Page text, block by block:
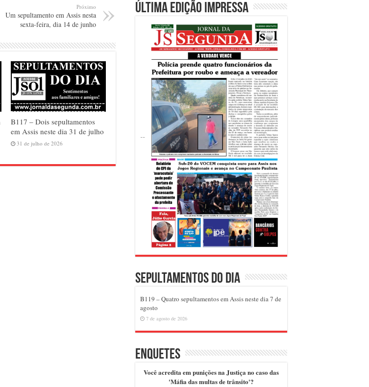
Próximo
Um sepultamento em Assis nesta
sexta-feira, dia 14 de junho
B117 – Dois sepultamentos
em Assis neste dia 31 de julho
31 de julho de 2026
Última edição impressa
Sepultamentos do dia
B119 – Quatro sepultamentos em Assis neste dia 7 de
agosto
7 de agosto de 2026
Enquetes
Você acredita em punições na Justiça no caso das
'Máfia das multas de trânsito'?